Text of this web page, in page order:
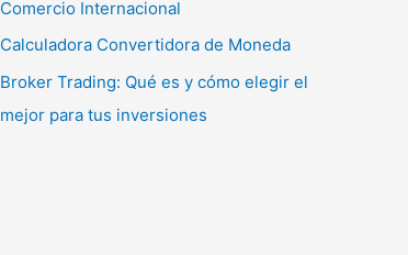
Comercio Internacional
Calculadora Convertidora de Moneda
Broker Trading: Qué es y cómo elegir el
mejor para tus inversiones